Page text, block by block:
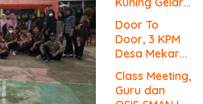
Pasar
Sukses
Stunting
Door To
Door, 3 KPM
Desa Mekar
Jaya Terima
BLT-DD!
Class Meeting,
Guru dan